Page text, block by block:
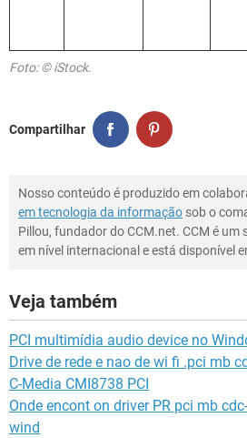
Foto: © iStock.
Compartilhar
Nosso conteúdo é produzido em
em tecnologia da informação sob o
Pillou, fundador do CCM.net. CCM é um
em nível internacional e está disponível
Veja também
PCI multimídia audio device no
Drive de rede e nao de wi fi .pci mb
C-Media CMI8738 PCI
Onde encont on driver PR pci mb
wind